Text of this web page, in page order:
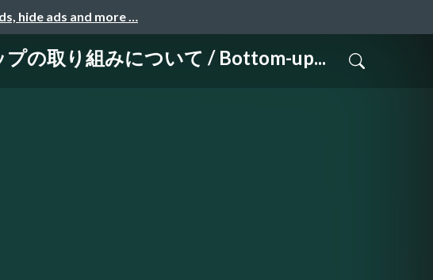
hide ads and more …
の取り組みについて / Bottom-up...